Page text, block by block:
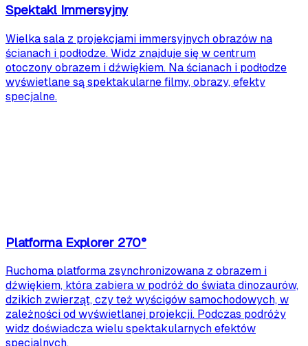
Spektakl Immersyjny
Wielka sala z projekcjami immersyjnych obrazów na
ścianach i podłodze. Widz znajduje się w centrum
otoczony obrazem i dźwiękiem. Na ścianach i podłodze
wyświetlane są spektakularne filmy, obrazy, efekty
specjalne.
Platforma Explorer 270°
Ruchoma platforma zsynchronizowana z obrazem i
dźwiękiem, która zabiera w podróż do świata dinozaurów,
dzikich zwierząt, czy też wyścigów samochodowych, w
zależności od wyświetlanej projekcji. Podczas podróży
widz doświadcza wielu spektakularnych efektów